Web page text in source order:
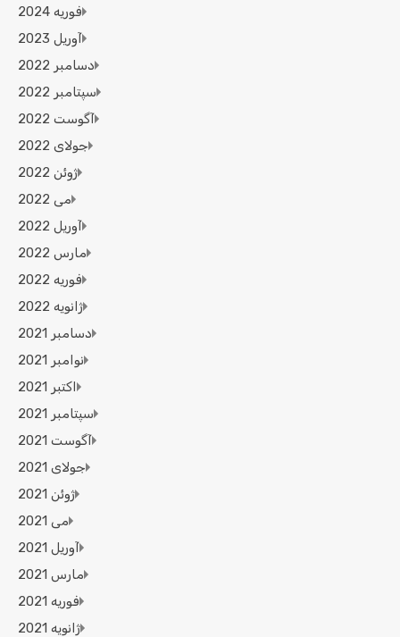
فوریه 2024
آوریل 2023
دسامبر 2022
سپتامبر 2022
آگوست 2022
جولای 2022
ژوئن 2022
می 2022
آوریل 2022
مارس 2022
فوریه 2022
ژانویه 2022
دسامبر 2021
نوامبر 2021
اکتبر 2021
سپتامبر 2021
آگوست 2021
جولای 2021
ژوئن 2021
می 2021
آوریل 2021
مارس 2021
فوریه 2021
ژانویه 2021